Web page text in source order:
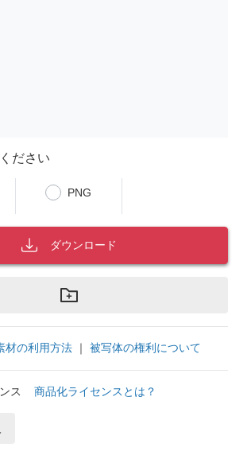
ださい
PNG
ダウンロード
材の利用方法 ｜ 被写体の権利について
ス 商品化ライセンスとは？